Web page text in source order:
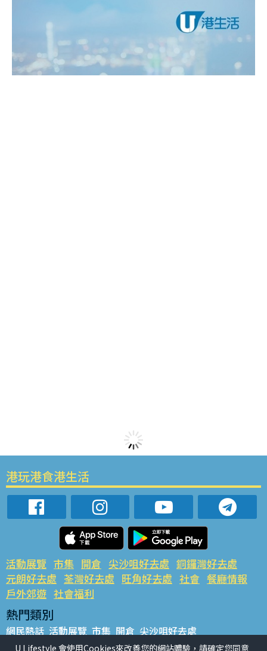
港玩港食港生活
活動展覽 市集 開倉 尖沙咀好去處 銅鑼灣好去處
元朗好去處 荃灣好去處 旺角好去處 社會 餐廳情報
戶外郊遊 社會福利
熱門類別
網民熱話 活動展覽 市集 開倉 尖沙咀好去處
銅鑼灣好去處 元朗好去處 荃灣好去處 旺角好去處 社會
U Lifestyle 會使用Cookies來改善您的網站體驗，請確定您同意